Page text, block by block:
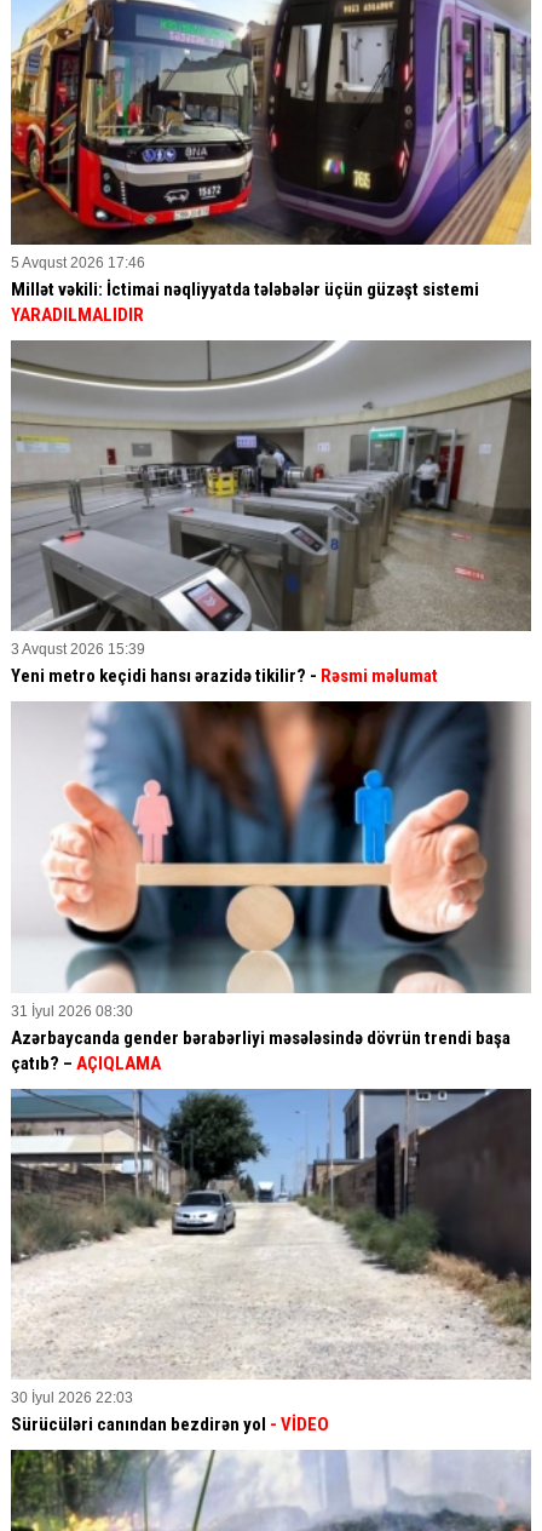
5 Avqust 2026 17:46
Millət vəkili: İctimai nəqliyyatda tələbələr üçün güzəşt sistemi
YARADILMALIDIR
3 Avqust 2026 15:39
Yeni metro keçidi hansı ərazidə tikilir? - Rəsmi məlumat
31 İyul 2026 08:30
Azərbaycanda gender bərabərliyi məsələsində dövrün trendi başa
çatıb? – AÇIQLAMA
30 İyul 2026 22:03
Sürücüləri canından bezdirən yol - VİDEO